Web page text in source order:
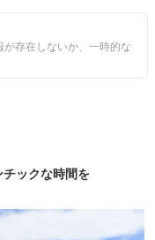
存在しないか、一時的な
ックな時間を